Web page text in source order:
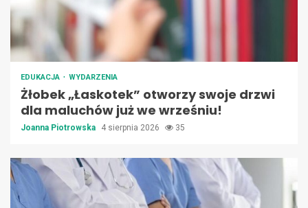
EDUKACJA WYDARZENIA
Żłobek „Łaskotek” otworzy swoje drzwi
dla maluchów już we wrześniu!
Joanna Piotrowska 4 sierpnia 2026 35